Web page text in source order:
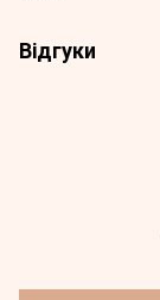
Відгуки